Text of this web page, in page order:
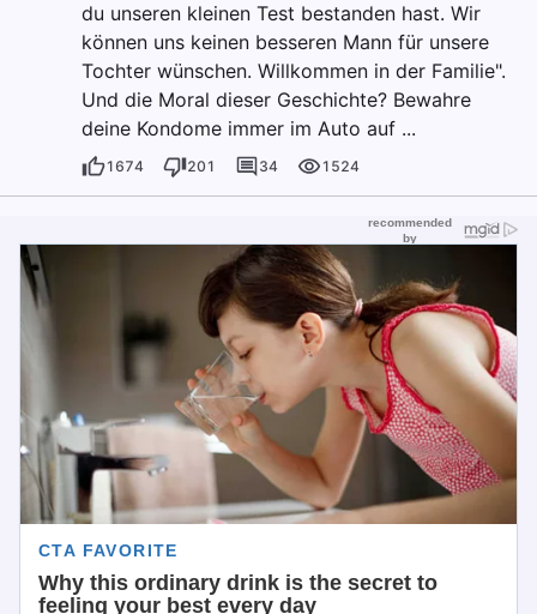
du unseren kleinen Test bestanden hast. Wir
können uns keinen besseren Mann für unsere
Tochter wünschen. Willkommen in der Familie".
Und die Moral dieser Geschichte? Bewahre
deine Kondome immer im Auto auf ...
1674 201 34 1524